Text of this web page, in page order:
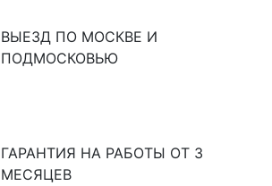
ВЫЕЗД ПО МОСКВЕ И
ПОДМОСКОВЬЮ
ГАРАНТИЯ НА РАБОТЫ ОТ 3
МЕСЯЦЕВ